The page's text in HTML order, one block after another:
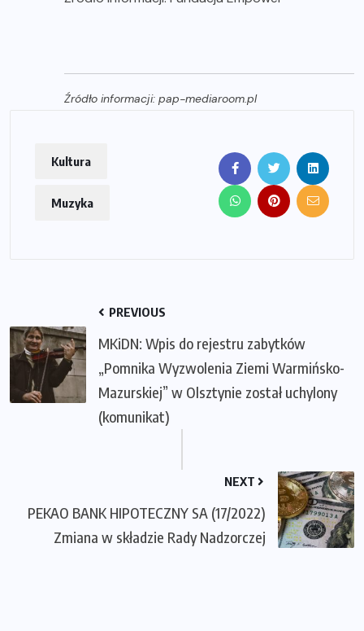
Źródło informacji: pap-mediaroom.pl
Kultura
Muzyka
PREVIOUS
MKiDN: Wpis do rejestru zabytków
„Pomnika Wyzwolenia Ziemi Warmińsko-
Mazurskiej” w Olsztynie został uchylony
(komunikat)
NEXT
PEKAO BANK HIPOTECZNY SA (17/2022)
Zmiana w składzie Rady Nadzorczej